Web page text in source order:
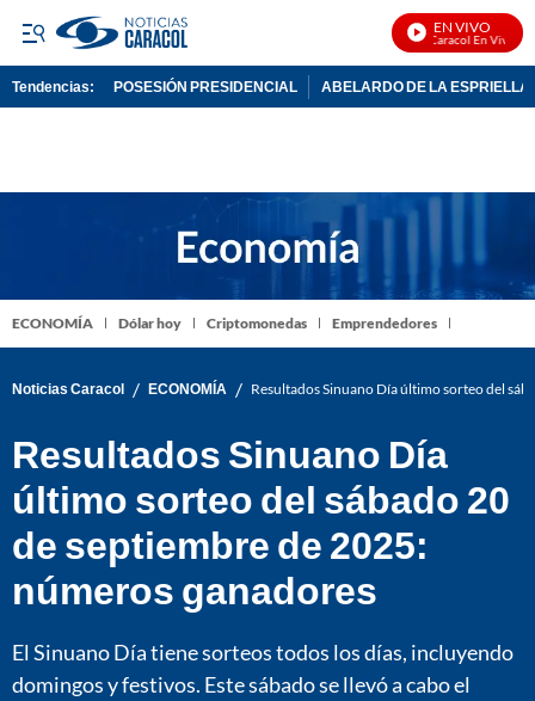
EN VIVO
Noticias Caracol En Vivo
Tendencias: POSESIÓN PRESIDENCIAL ABELARDO DE LA ESPRIELLA
ECONOMÍA Dólar hoy Criptomonedas Emprendedores
Noticias Caracol / ECONOMÍA / Resultados Sinuano Día último sorteo del
Resultados Sinuano Día
último sorteo del sábado 20
de septiembre de 2025:
números ganadores
El Sinuano Día tiene sorteos todos los días, incluyendo
domingos y festivos. Este sábado se llevó a cabo el